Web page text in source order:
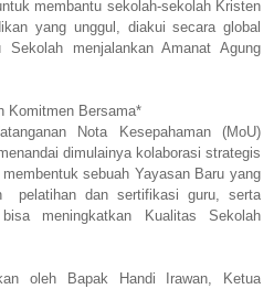
membantu sekolah-sekolah Kristen
yang unggul, diakui secara global
menjalankan Amanat Agung
Komitmen Bersama*
Nota Kesepahaman (MoU)
dimulainya kolaborasi strategis
sebuah Yayasan Baru yang
pelatihan dan sertifikasi guru, serta
meningkatkan Kualitas Sekolah
oleh Bapak Handi Irawan, Ketua